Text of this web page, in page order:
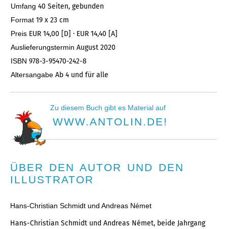
Umfang 40 Seiten, gebunden
Format 19 x 23 cm
Preis EUR 14,00 [D] · EUR 14,40 [A]
Auslieferungstermin August 2020
ISBN 978-3-95470-242-8
Altersangabe Ab 4 und für alle
Zu diesem Buch gibt es Material auf
WWW.ANTOLIN.DE!
ÜBER DEN AUTOR UND DEN
ILLUSTRATOR
Hans-Christian Schmidt und Andreas Német
Hans-Christian Schmidt und Andreas Német, beide Jahrgang